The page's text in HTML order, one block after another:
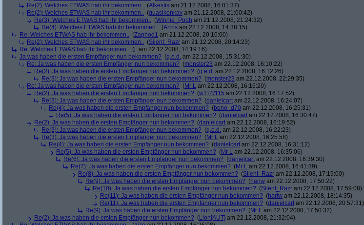
Re(2): Welches ETWAS hab ihr bekommen.. (Alkestis am 21.12.2008, 16:01:37)
Re(2): Welches ETWAS hab ihr bekommen.. (quasikonkav am 21.12.2008, 21:00:42)
Re(3): Welches ETWAS hab ihr bekommen.. (Winnie_Pooh am 21.12.2008, 21:24:32)
Re(4): Welches ETWAS hab ihr bekommen.. (Arrris am 22.12.2008, 14:38:15)
Re: Welches ETWAS hab ihr bekommen.. (Zaphod1 am 21.12.2008, 20:10:00)
Re(2): Welches ETWAS hab ihr bekommen.. (Silent_Razr am 21.12.2008, 20:14:23)
Re: Welches ETWAS hab ihr bekommen.. (j. am 22.12.2008, 14:19:16)
Ja was haben die ersten Empfänger nun bekommen? (q.e.d. am 22.12.2008, 15:31:30)
Re: Ja was haben die ersten Empfänger nun bekommen? (monster23 am 22.12.2008, 16:10:22)
Re(2): Ja was haben die ersten Empfänger nun bekommen? (q.e.d. am 22.12.2008, 16:12:26)
Re(3): Ja was haben die ersten Empfänger nun bekommen? (monster23 am 22.12.2008, 22:29:35)
Re: Ja was haben die ersten Empfänger nun bekommen? (Mr L am 22.12.2008, 16:16:20)
Re(2): Ja was haben die ersten Empfänger nun bekommen? (w114/115 am 22.12.2008, 16:17:52)
Re(3): Ja was haben die ersten Empfänger nun bekommen? (danielcart am 22.12.2008, 16:24:07)
Re(4): Ja was haben die ersten Empfänger nun bekommen? (bono_d70 am 22.12.2008, 16:25:31)
Re(5): Ja was haben die ersten Empfänger nun bekommen? (danielcart am 22.12.2008, 16:30:47)
Re(2): Ja was haben die ersten Empfänger nun bekommen? (danielcart am 22.12.2008, 16:19:52)
Re(3): Ja was haben die ersten Empfänger nun bekommen? (q.e.d. am 22.12.2008, 16:22:23)
Re(3): Ja was haben die ersten Empfänger nun bekommen? (Mr L am 22.12.2008, 16:25:58)
Re(4): Ja was haben die ersten Empfänger nun bekommen? (danielcart am 22.12.2008, 16:31:12)
Re(5): Ja was haben die ersten Empfänger nun bekommen? (Mr L am 22.12.2008, 16:35:06)
Re(6): Ja was haben die ersten Empfänger nun bekommen? (danielcart am 22.12.2008, 16:39:30)
Re(7): Ja was haben die ersten Empfänger nun bekommen? (Mr L am 22.12.2008, 16:41:39)
Re(8): Ja was haben die ersten Empfänger nun bekommen? (Silent_Razr am 22.12.2008, 17:19:00)
Re(9): Ja was haben die ersten Empfänger nun bekommen? (hariw am 22.12.2008, 17:50:22)
Re(10): Ja was haben die ersten Empfänger nun bekommen? (Silent_Razr am 22.12.2008, 17:59:08)
Re(11): Ja was haben die ersten Empfänger nun bekommen? (hariw am 22.12.2008, 18:14:35)
Re(11): Ja was haben die ersten Empfänger nun bekommen? (danielcart am 22.12.2008, 20:57:31)
Re(9): Ja was haben die ersten Empfänger nun bekommen? (Mr L am 22.12.2008, 17:50:32)
Re(2): Ja was haben die ersten Empfänger nun bekommen? (Lion[AUT] am 22.12.2008, 21:32:04)